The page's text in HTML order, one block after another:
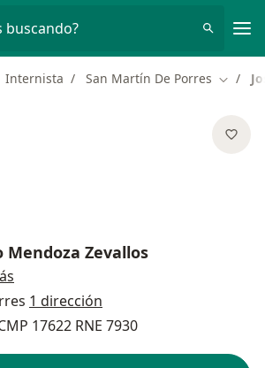
buscando?
Internista San Martín De Porres
Mendoza Zevallos
1 dirección
17622 RNE 7930